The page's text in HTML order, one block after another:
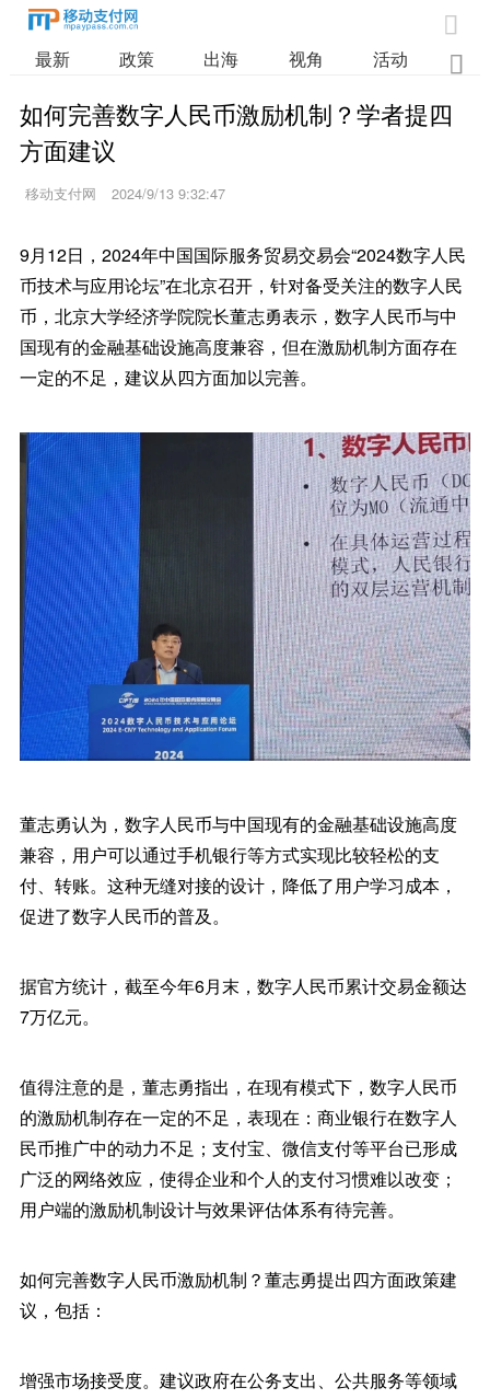

最新 政策 出海 视角 活动 业

如何完善数字人民币激励机制？学者提四
方面建议
移动支付网 2024/9/13 9:32:47
9月12日，2024年中国国际服务贸易交易会“2024数字人民
币技术与应用论坛”在北京召开，针对备受关注的数字人民
币，北京大学经济学院院长董志勇表示，数字人民币与中
国现有的金融基础设施高度兼容，但在激励机制方面存在
一定的不足，建议从四方面加以完善。
董志勇认为，数字人民币与中国现有的金融基础设施高度
兼容，用户可以通过手机银行等方式实现比较轻松的支
付、转账。这种无缝对接的设计，降低了用户学习成本，
促进了数字人民币的普及。
据官方统计，截至今年6月末，数字人民币累计交易金额达
7万亿元。
值得注意的是，董志勇指出，在现有模式下，数字人民币
的激励机制存在一定的不足，表现在：商业银行在数字人
民币推广中的动力不足；支付宝、微信支付等平台已形成
广泛的网络效应，使得企业和个人的支付习惯难以改变；
用户端的激励机制设计与效果评估体系有待完善。
如何完善数字人民币激励机制？董志勇提出四方面政策建
议，包括：
增强市场接受度。建议政府在公务支出、公共服务等领域